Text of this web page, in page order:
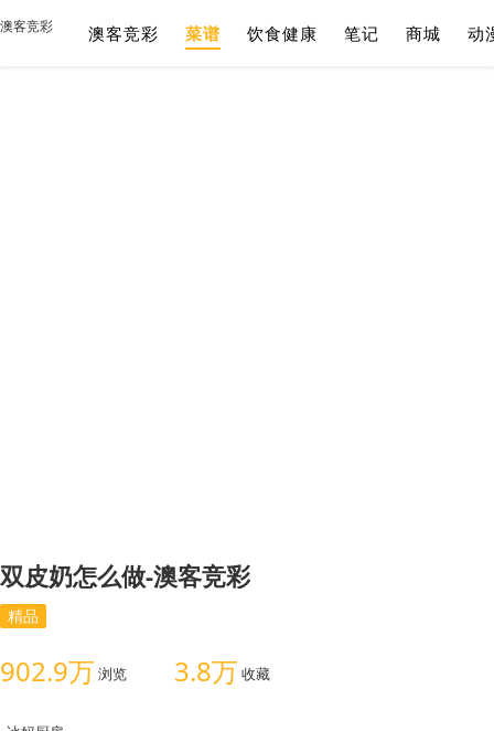
澳客竞彩 澳客竞彩 菜谱 饮食健康 笔记 商城 动
双皮奶怎么做-澳客竞彩
精品
902.9万 浏览 3.8万 收藏